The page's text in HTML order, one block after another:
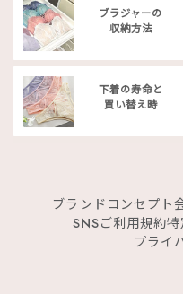
ブラジャーの
収納方法
下着の寿命と
買い替え時
ブランドコンセプト
SNSご利用規約
プライ